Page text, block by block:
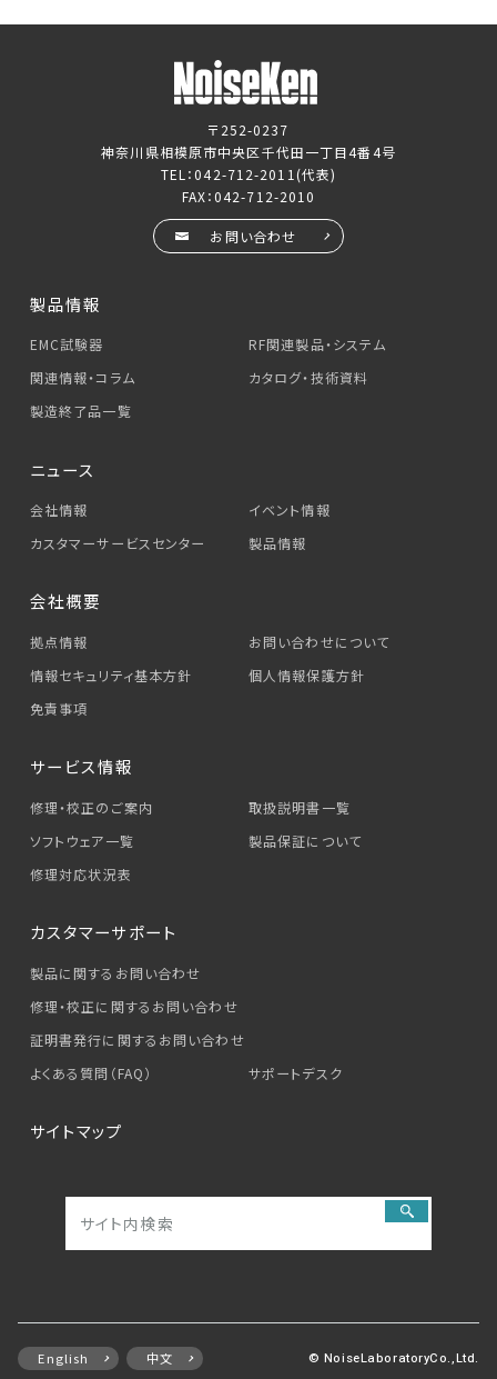
〒252-0237
神奈川県相模原市中央区千代田一丁目4番4号
TEL：042-712-2011 (代表)
FAX：042-712-2010
お問い合わせ
製品情報
EMC試験器
RF関連製品・システム
関連情報・コラム
カタログ・技術資料
製造終了品一覧
ニュース
会社情報
イベント情報
カスタマーサービス センター 製品情報
会社概要
拠点情報
お問い合わせについて
情報セキュリティ基本方針
個人情報保護方針
免責事項
サービス情報
修理・校正のご案内
取扱説明書一覧
ソフトウェア一覧
製品保証について
修理対応状況表
カスタマーサポート
製品に関するお問い合わせ
修理・校正に関するお問い合わせ
証明書発行に関するお問い合わせ
よくある質問（FAQ）
サポートデスク
サイトマップ
English 中文 © NoiseLaboratoryCo.,Ltd.